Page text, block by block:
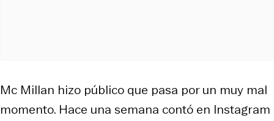
Mc Millan hizo público que pasa por un muy mal
momento. Hace una semana contó en Instagram